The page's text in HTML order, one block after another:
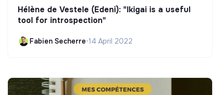
Hélène de Vestele (Edeni): "Ikigai is a useful
tool for introspection"
Fabien Secherre•14 April 2022